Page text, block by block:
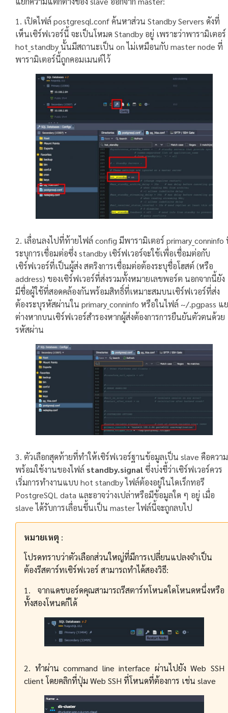
1. เปิดไฟล์ postgresql.conf ค้นหาส่วน Standby Servers ดังที่
เห็นเซิร์ฟเวอร์นี้ จะเป็นโหมด Standby อยู่ เพราะว่าพารามิเตอร์
hot_standby นั้นมีสถานะเป็น on ไม่เหมือนกับ master node ที่
พารามิเตอร์นี้ถูกคอมเมนต์ไว้
2. เลื่อนลงไปที่ท้ายไฟล์ config มีพารามิเตอร์ primary_conninfo
ระบุการเชื่อมต่อซึ่ง standby เซิร์ฟเวอร์จะใช้เพื่อเชื่อมต่อกับ
เซิร์ฟเวอร์ที่เป็นผู้ส่ง สตริงการเชื่อมต่อต้องระบุชื่อโฮสต์ (หรือ
address) ของเซิร์ฟเวอร์ที่ส่งรวมทั้งหมายเลขพอร์ต นอกจากนี้ยัง
มีชื่อผู้ใช้ที่สอดคล้องกันพร้อมสิทธิ์ที่เหมาะสมบนเซิร์ฟเวอร์ที่ส่ง
ต้องระบุรหัสผ่านใน primary_conninfo หรือในไฟล์ ~/.pgpass แ
ต่างหากบนเซิร์ฟเวอร์สำรองหากผู้ส่งต้องการการยืนยันตัวตนด้วย
รหัสผ่าน
3. ตัวเลือกสุดท้ายที่ทำให้เซิร์ฟเวอร์ฐานข้อมูลเป็น slave คือความ
พร้อมใช้งานของไฟล์ standby.signalซึ่งบ่งชี้ว่าเซิร์ฟเวอร์ควร
เริ่มการทำงานแบบ hot standby ไฟล์ต้องอยู่ในไดเร็กทอรี
PostgreSQL data และอาจว่างเปล่าหรือมีข้อมูลใด ๆ อยู่ เมื่อ
slave ได้รับการเลื่อนขึ้นเป็น master ไฟล์นี้จะถูกลบไป
หมายเหตุ :
โปรดทราบว่าตัวเลือกส่วนใหญ่ที่มีการเปลี่ยนแปลงจำเป็น
ต้องรีสตาร์ทเซิร์ฟเวอร์ สามารถทำได้สองวิธี:
1. จากแดชบอร์ดคุณสามารถรีสตาร์ทโหนดใดโหนดหนึ่งหรือ
ทั้งสองโหนดก็ได้
2. ทำผ่าน command line interface ผ่านไปยัง Web SSH
client โดยคลิกที่ปุ่ม Web SSH ที่โหนดที่ต้องการ เช่น slave